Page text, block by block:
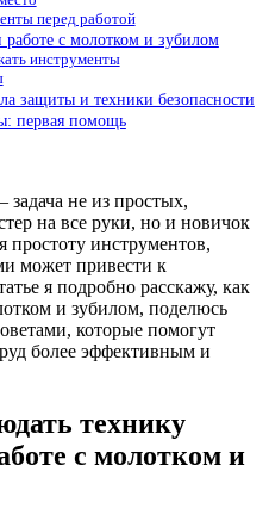
перед работой
работе с молотком и зубилом
инструменты
защиты и техники безопасности
первая помощь
не из простых,
на все руки, но и новичок
инструментов,
может привести к
я подробно расскажу, как
и зубилом, поделюсь
которые помогут
более эффективным и
технику
с молотком и